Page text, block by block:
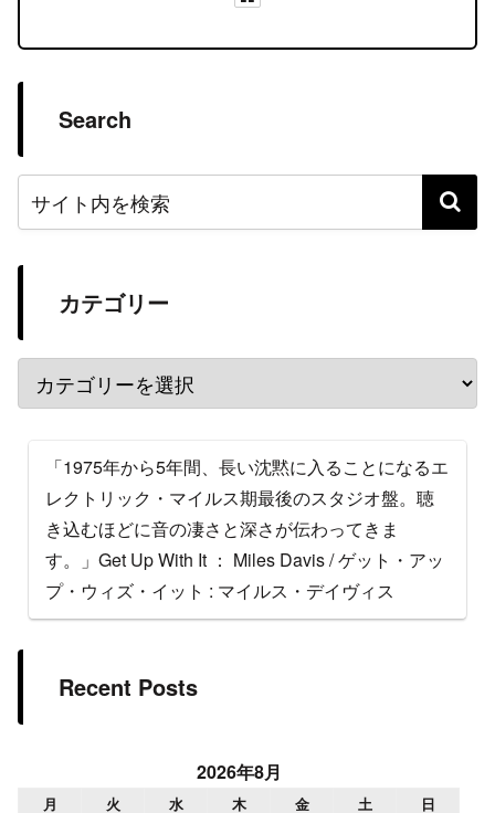
Search
カテゴリー
「1975年から5年間、長い沈黙に入ることになるエ
レクトリック・マイルス期最後のスタジオ盤。聴
き込むほどに音の凄さと深さが伝わってきま
す。」Get Up With It ： Miles Davis / ゲット・アッ
プ・ウィズ・イット : マイルス・デイヴィス
Recent Posts
2026年8月
月 火 水 木 金 土 日